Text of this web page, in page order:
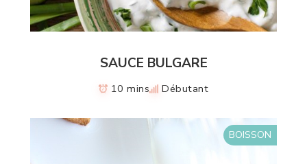
SAUCE BULGARE
10 mins Débutant
BOISSON